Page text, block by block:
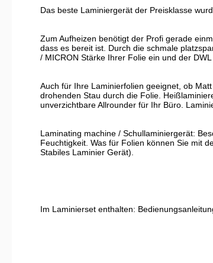
Das beste Laminiergerät der Preisklasse
Zum Aufheizen benötigt der Profi gerade
dass es bereit ist. Durch die schmale
/ MICRON Stärke Ihrer Folie ein und der
Auch für Ihre Laminierfolien geeignet, ob
drohenden Stau durch die Folie.
unverzichtbare Allrounder für Ihr Büro.
Laminating machine / Schullaminiergerät:
Feuchtigkeit. Was für Folien können Sie mit
Stabiles Laminier Gerät).
Im Laminierset enthalten: